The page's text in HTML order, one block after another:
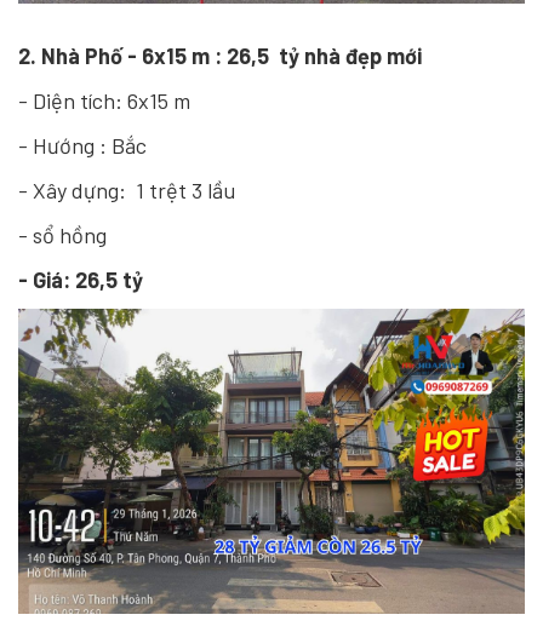
2. Nhà Phố - 6x15 m : 26,5 tỷ nhà đẹp mới
- Diện tích: 6x15 m
- Hướng : Bắc
- Xây dựng: 1 trệt 3 lầu
- sổ hồng
- Giá: 26,5 tỷ